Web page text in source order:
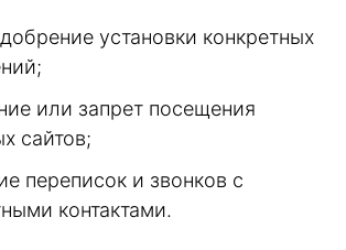
установки конкретных
или запрет посещения
сайтов;
переписок и звонков с
контактами.